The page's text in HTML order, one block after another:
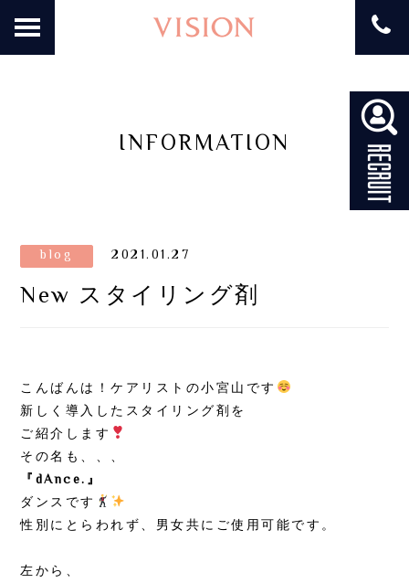
INFORMATION
2021.01.27
blog
New スタイリング剤
こんばんは！ケアリストの小宮山です
新しく導入したスタイリング剤を
ご紹介します
その名も、、、
『dAnce.』
ダンスです
性別にとらわれず、男女共にご使用可能です。
左から、